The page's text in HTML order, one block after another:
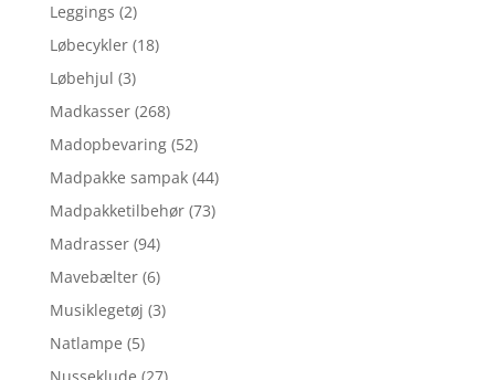
Leggings (2)
Løbecykler (18)
Løbehjul (3)
Madkasser (268)
Madopbevaring (52)
Madpakke sampak (44)
Madpakketilbehør (73)
Madrasser (94)
Mavebælter (6)
Musiklegetøj (3)
Natlampe (5)